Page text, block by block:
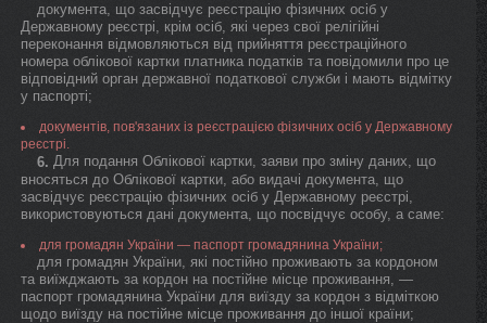
документа, що засвідчує реєстрацію фізичних осіб у
Державному реєстрі, крім осіб, які через свої релігійні
переконання відмовляються від прийняття реєстраційного
номера облікової картки платника податків та повідомили про це
відповідний орган державної податкової служби і мають відмітку
у паспорті;
документів, пов'язаних із реєстрацією фізичних осіб у Державному
реєстрі.
6. Для подання Облікової картки, заяви про зміну даних, що
вносяться до Облікової картки, або видачі документа, що
засвідчує реєстрацію фізичних осіб у Державному реєстрі,
використовуються дані документа, що посвідчує особу, а саме:
для громадян України — паспорт громадянина України;
для громадян України, які постійно проживають за кордоном
та виїжджають за кордон на постійне місце проживання, —
паспорт громадянина України для виїзду за кордон з відміткою
щодо виїзду на постійне місце проживання до іншої країни;